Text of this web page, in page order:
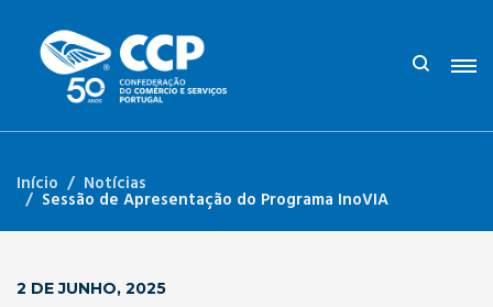
Início Notícias
Sessão de Apresentação do Programa InoVIA
2 DE JUNHO, 2025